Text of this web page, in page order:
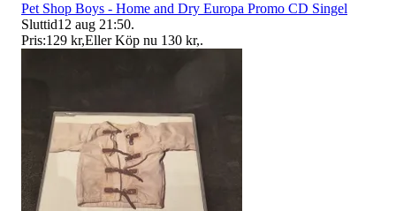
Pet Shop Boys - Home and Dry Europa Promo CD Singel
Sluttid12 aug 21:50.
Pris:129 kr,Eller Köp nu 130 kr,.